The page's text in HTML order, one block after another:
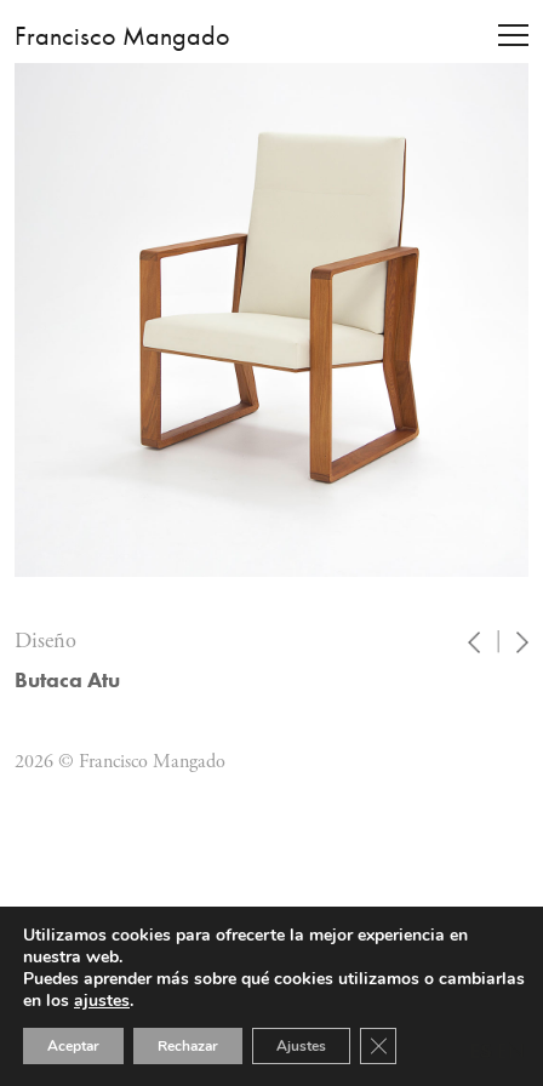
Francisco Mangado
Diseño
Butaca Atu
2026 © Francisco Mangado
Utilizamos cookies para ofrecerte la mejor experiencia en
nuestra web.
Puedes aprender más sobre qué cookies utilizamos o cambiarlas
en los ajustes.
Aceptar Rechazar Ajustes Cerrar el banner de